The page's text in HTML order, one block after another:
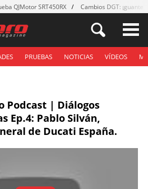
QJMotor SRT450RX Cambios DGT: ¡guantes!
PRUEBAS NOTICIAS VÍDEOS
Podcast | Diálogos
Ep.4: Pablo Silván,
de Ducati España.